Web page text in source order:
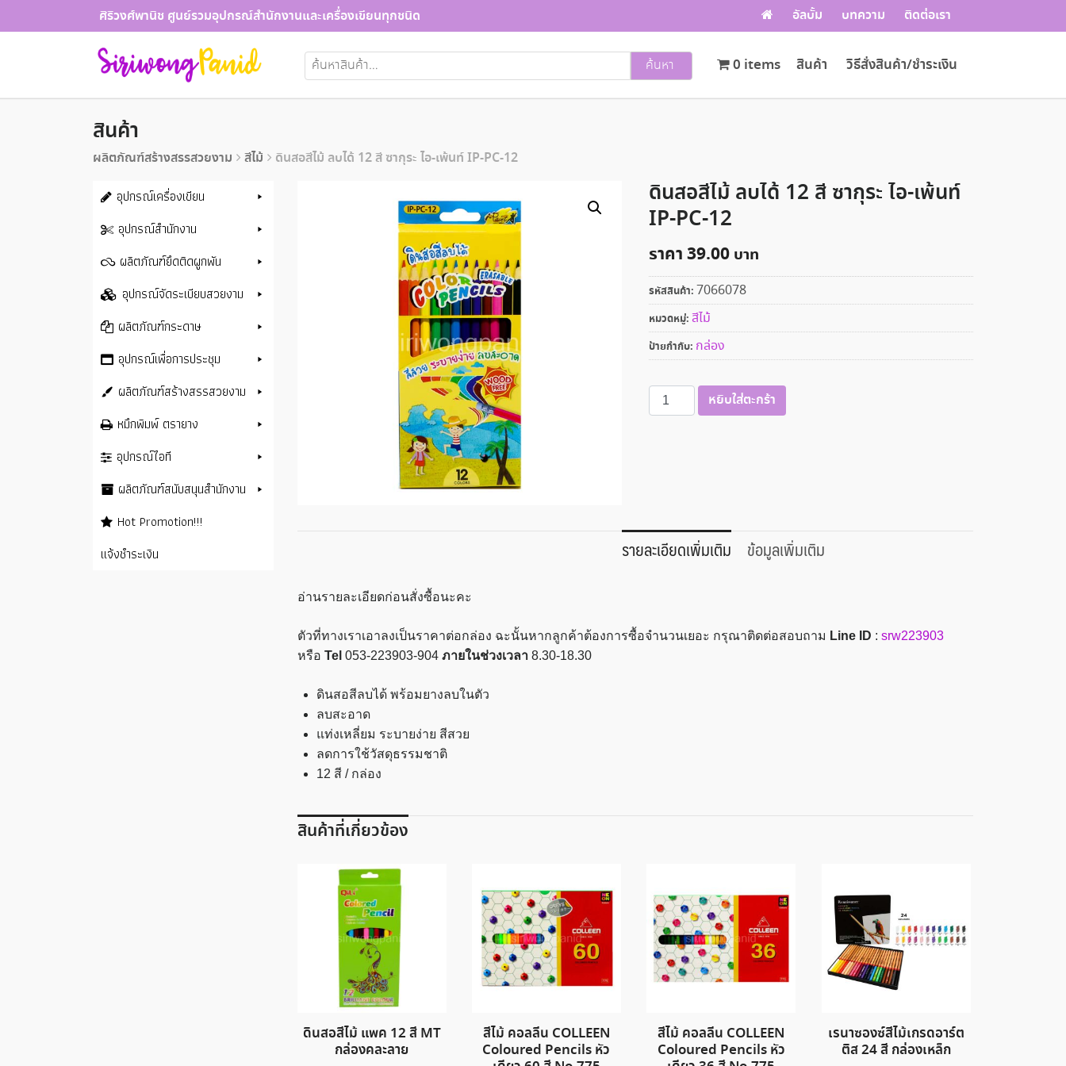
to
ศิริวงศ์พานิช ศูนย์รวมอุปกรณ์สำนักงานและเครื่องเขียนทุกชนิด อัลบั้ม บทความ ติดต่อเรา
ค้นหา: ค้นหา สินค้า วิธีสั่งสินค้า/ชำระเงิน
0 items
สินค้า
ผลิตภัณฑ์สร้างสรรสวยงาม สีไม้ ดินสอสีไม้ ลบได้ 12 สี ซากุระ ไอ-เพ้นท์ IP-PC-12
ดินสอสีไม้ ลบได้ 12 สี ซากุระ ไอ-เพ้นท์
IP-PC-12
ราคา39.00
รหัสสินค้า: 7066078
หมวดหมู่: สีไม้
ป้ายกำกับ: กล่อง
จำนวน
ดินสอ
สี
ซากุระ
PC-
หยิบใส่ตะกร้า
รายละเอียดเพิ่มเติม ข้อมูลเพิ่มเติม
อ่านรายละเอียดก่อนสั่งซื้อนะคะ
ตัวที่ทางเราเอาลงเป็นราคาต่อกล่อง ฉะนั้นหากลูกค้าต้องการซื้อจำนวนเยอะ กรุณาติดต่อสอบถาม Line ID : srw223903
หรือ Tel 053-223903-904 ภายในช่วงเวลา8.30-18.30
ดินสอสีลบได้ พร้อมยางลบในตัว
ลบสะอาด
แท่งเหลี่ยม ระบายง่าย สีสวย
ลดการใช้วัสดุธรรมชาติ
12 สี / กล่อง
สินค้าที่เกี่ยวข้อง
ดินสอสีไม้ แพค 12 สี MT
กล่องคละลาย
สีไม้ คอลลีน COLLEEN
Coloured Pencils หัว
สีไม้ คอลลีน COLLEEN
Coloured Pencils หัว
เรนาซองซ์สีไม้เกรดอาร์ต
ติส 24 สี กล่องเหล็ก
อุปกรณ์เครื่องเขียน
อุปกรณ์สำนักงาน
ผลิตภัณฑ์ยึดติดผูกพัน
อุปกรณ์จัดระเบียบสวยงาม
ผลิตภัณฑ์กระดาษ
อุปกรณ์เพื่อการประชุม
ผลิตภัณฑ์สร้างสรรสวยงาม
หมึกพิมพ์ ตรายาง
อุปกรณ์ไอที
ผลิตภัณฑ์สนับสนุนสำนักงาน
Hot Promotion!!!
แจ้งชำระเงิน